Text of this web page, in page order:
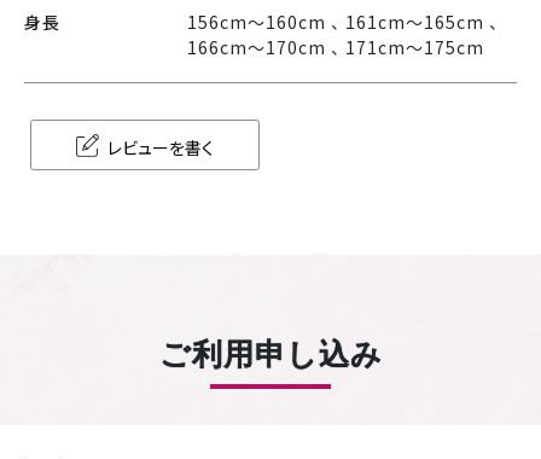
身長
156cm〜160cm 、 161cm〜165cm 、
166cm〜170cm 、 171cm〜175cm
レビューを書く
ご利用申し込み